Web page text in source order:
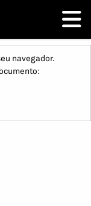
navegador.